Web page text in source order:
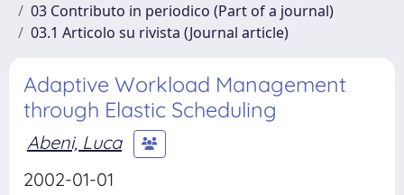
03 Contributo in periodico (Part of a journal)
03.1 Articolo su rivista (Journal article)
Adaptive Workload Management
through Elastic Scheduling
Abeni, Luca
2002-01-01